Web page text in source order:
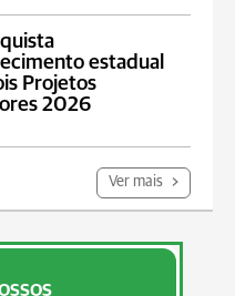
estadual
Projetos
2026
Ver mais